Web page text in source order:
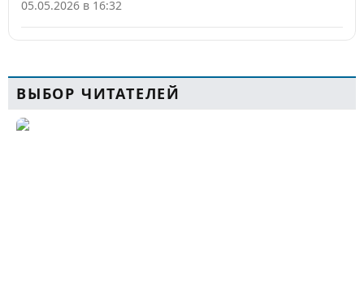
05.05.2026 в 16:32
ВЫБОР ЧИТАТЕЛЕЙ